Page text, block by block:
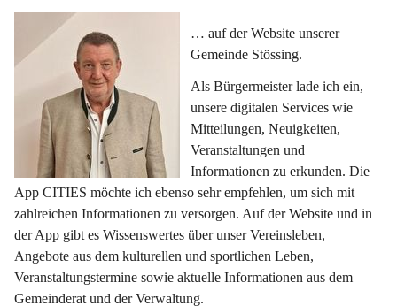
… auf der Website unserer
Gemeinde Stössing.
Als Bürgermeister lade ich ein,
unsere digitalen Services wie
Mitteilungen, Neuigkeiten,
Veranstaltungen und
Informationen zu erkunden. Die
App CITIES möchte ich ebenso sehr empfehlen, um sich mit
zahlreichen Informationen zu versorgen. Auf der Website und in
der App gibt es Wissenswertes über unser Vereinsleben,
Angebote aus dem kulturellen und sportlichen Leben,
Veranstaltungstermine sowie aktuelle Informationen aus dem
Gemeinderat und der Verwaltung.